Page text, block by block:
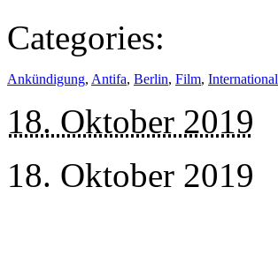
Categories:
Ankündigung, Antifa, Berlin, Film, International
18. Oktober 2019
18. Oktober 2019